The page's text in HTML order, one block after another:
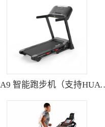
A9 智能跑步机（支持